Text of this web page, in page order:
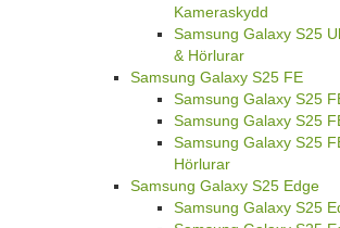
Kameraskydd
Samsung Galaxy S25
& Hörlurar
Samsung Galaxy S25 FE
Samsung Galaxy S25
Samsung Galaxy S25
Samsung Galaxy S25
Hörlurar
Samsung Galaxy S25 Edge
Samsung Galaxy S25